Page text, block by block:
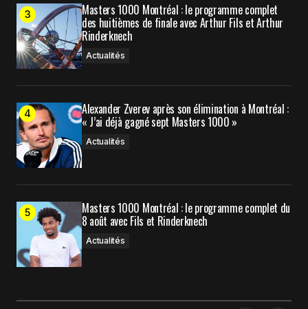
Submit Comment
Masters 1000 Montréal : le programme complet
des huitièmes de finale avec Arthur Fils et Arthur
Rinderknech
Actualités
Alexander Zverev après son élimination à Montréal :
« J’ai déjà gagné sept Masters 1000 »
Actualités
Masters 1000 Montréal : le programme complet du
8 août avec Fils et Rinderknech
Actualités